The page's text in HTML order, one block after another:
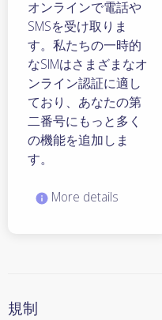
オンラインで電話や
SMSを受け取りま
す。私たちの一時的
なSIMはさまざまなオ
ンライン認証に適し
ており、あなたの第
二番号にもっと多く
の機能を追加しま
す。
More details
規制